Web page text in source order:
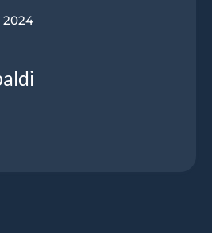
2024